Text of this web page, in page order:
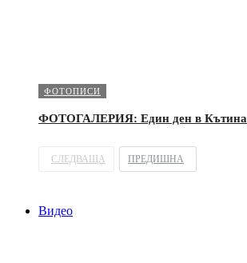
ФОТОПИСИ
ФОТОГАЛЕРИЯ: Един ден в Кътина
СЛЕДВАЩА ПРЕДИШНА
Видео